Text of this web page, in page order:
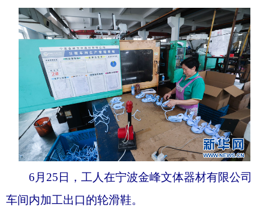
6月25日，工人在宁波金峰文体器材有限公司
车间内加工出口的轮滑鞋。